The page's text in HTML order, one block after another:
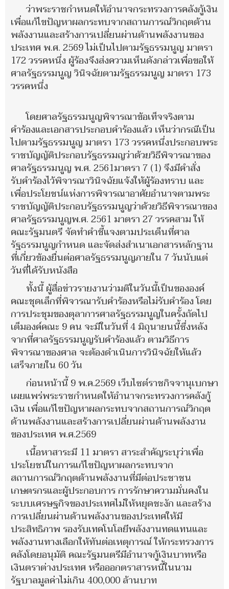
ว่าพระราชกำหนดให้อำนาจกระทรวงการคลังกู้เงิน
เพื่อแก้ไขปัญหาผลกระทบจากสถานการณ์วิกฤตด้าน
พลังงานและสร้างการเปลี่ยนผ่านด้านพลังงานของ
ประเทศ พ.ศ. 2569 ไม่เป็นไปตามรัฐธรรมนูญ มาตรา
172 วรรคหนึ่ง ผู้ร้องจึงส่งความเห็นดังกล่าวเพื่อขอให้
ศาลรัฐธรรมนูญ วินิจฉัยตามรัฐธรรมนูญ มาตรา 173
วรรคหนึ่ง
โดยศาลรัฐธรรมนูญพิจารณาข้อเท็จจริงตาม
คำร้องและเอกสารประกอบคำร้องแล้ว เห็นว่ากรณีเป็น
ไปตามรัฐธรรมนูญ มาตรา 173 วรรคหนึ่งประกอบพระ
ราชบัญญัติประกอบรัฐธรรมญว่าด้วยวิธีพิจารณาของ
ศาลรัฐธรรมนูญ พ.ศ. 2561มาตรา 7 (1) จึงมีคำสั่ง
รับคำร้องไว้พิจารณาวินิจฉัยแจ้งให้ผู้ร้องทราบ และ
เพื่อประโยชน์แห่งการพิจารณาอาศัยอำนาจตามพระ
ราชบัญญัติประกอบรัฐธรรมนูญว่าด้วยวิธีพิจารณาของ
ศาลรัฐธรรมนูญพ.ศ. 2561 มาตรา 27 วรรคสาม ให้
คณะรัฐมนตรี จัดทำคำชี้แจงตามประเด็นที่ศาล
รัฐธรรมนูญกำหนด และจัดส่งสำเนาเอกสารหลักฐาน
ที่เกี่ยวข้องยื่นต่อศาลรัฐธรรมนูญภายใน 7 วันนับแต่
วันที่ได้รับหนังสือ
ทั้งนี้ ผู้สื่อข่าวรายงานว่ามติในวันนี้เป็นขององค์
คณะชุดเล็กที่พิจารณารับคำร้องหรือไม่รับคำร้อง โดย
การประชุมของตุลาการศาลรัฐธรรมนูญในครั้งถัดไป
เต็มองค์คณะ 9 คน จะมีในวันที่ 4 มิถุนายนนี้ซึ่งหลัง
จากที่ศาลรัฐธรรมนูญรับคำร้องแล้ว ตามวิธีการ
พิจารณาของศาล จะต้องดำเนินการวินิจฉัยให้แล้ว
เสร็จภายใน 60 วัน
ก่อนหน้านี้ 9 พ.ค.2569 เว็บไซต์ราชกิจจานุเบกษา
เผยแพร่พระราชกำหนดให้อำนาจกระทรวงการคลังกู้
เงิน เพื่อแก้ไขปัญหาผลกระทบจากสถานการณ์วิกฤต
ด้านพลังงานและสร้างการเปลี่ยนผ่านด้านพลังงาน
ของประเทศ พ.ศ.2569
เนื้อหาสาระมี 11 มาตรา สาระสำคัญระบุว่าเพื่อ
ประโยชน์ในการแก้ไขปัญหาผลกระทบจาก
สถานการณ์วิกฤตด้านพลังงานที่มีต่อประชาชน
เกษตรกรและผู้ประกอบการ การรักษาความมั่นคงใน
ระบบเศรษฐกิจของประเทศไม่ให้หยุดชะงัก และสร้าง
การเปลี่ยนผ่านด้านพลังงานของประเทศให้มี
ประสิทธิภาพ รองรับเทคโนโลยีพลังงานทดแทนและ
พลังงานทางเลือกให้ทันต่อเหตุการณ์ ให้กระทรวงการ
คลังโดยอนุมัติ คณะรัฐมนตรีมีอำนาจกู้เงินบาทหรือ
เงินตราต่างประเทศ หรือออกตราสารหนี้ในนาม
รัฐบาลมูลค่าไม่เกิน 400,000 ล้านบาท